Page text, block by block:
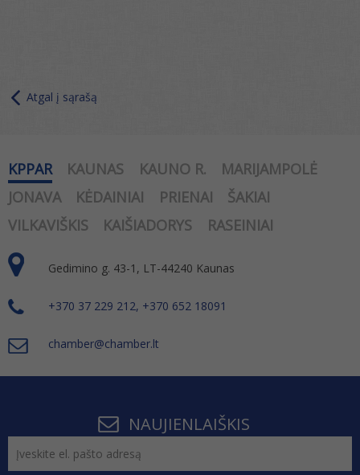
Atgal į sąrašą
KPPAR KAUNAS KAUNO R.
MARIJAMPOLĖ
JONAVA
KĖDAINIAI PRIENAI
ŠAKIAI
VILKAVIŠKIS
KAIŠIADORYS RASEINIAI
Gedimino g. 43-1, LT-44240 Kaunas
+370 37 229 212, +370 652 18091
chamber@chamber.lt
NAUJIENLAIŠKIS